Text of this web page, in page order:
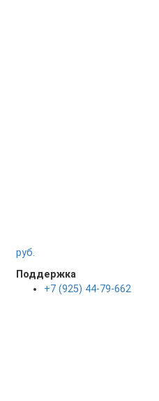
руб.
Поддержка
+7 (925) 44-79-662